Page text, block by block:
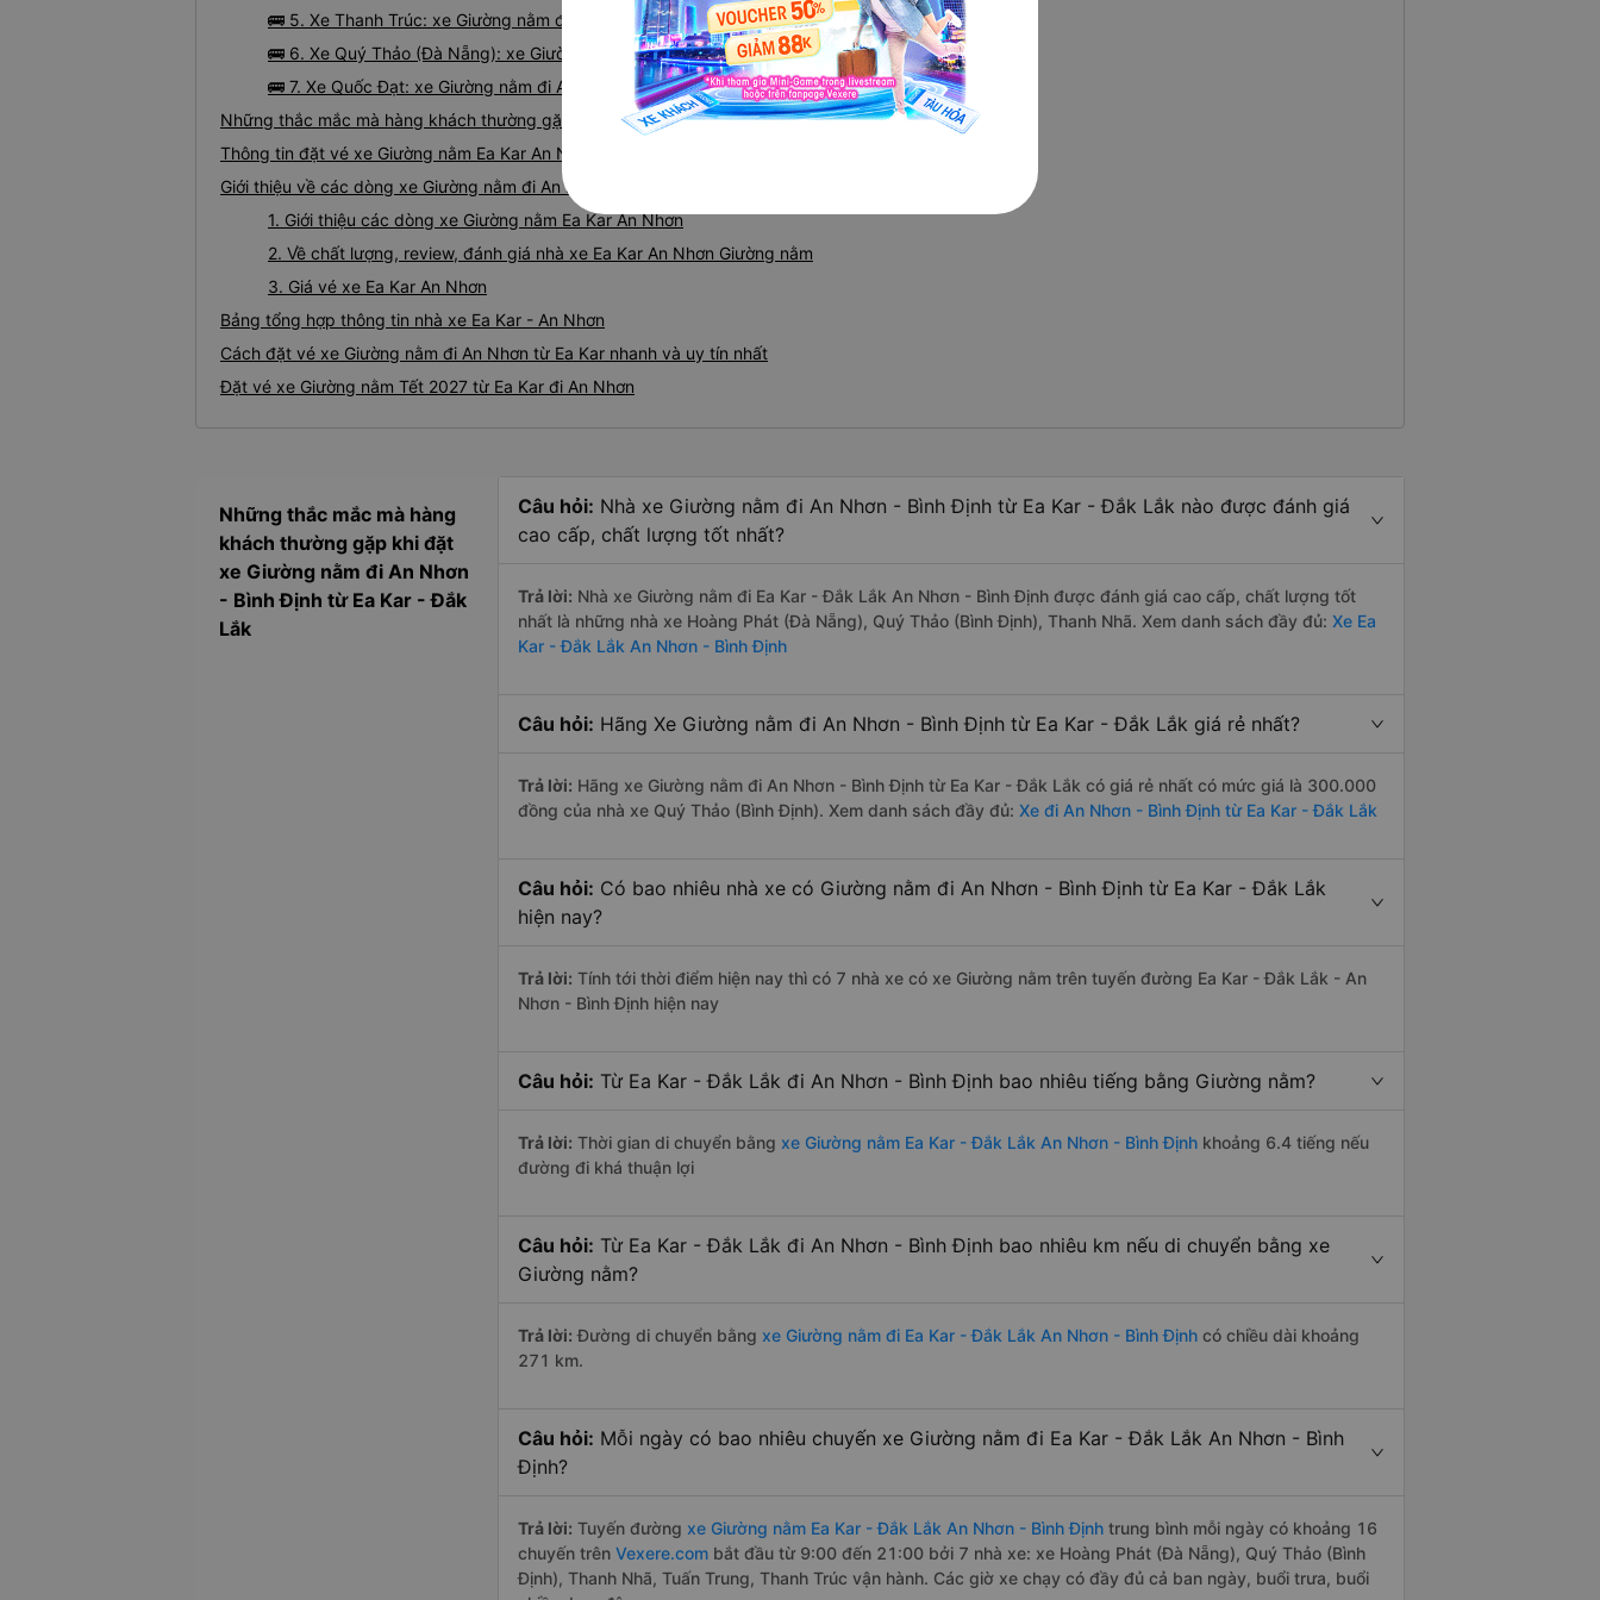
🚌 5. Xe Thanh Trúc: xe Giường nằm đi An Nhơn từ Ea Kar được đánh giá cao
🚌 6. Xe Quý Thảo (Đà Nẵng): xe Giường nằm đi An Nhơn từ Ea Kar uy tín
🚌 7. Xe Quốc Đạt: xe Giường nằm đi An Nhơn từ Ea Kar chất lượng
Những thắc mắc mà hàng khách thường gặp khi đặt xe Giường nằm đi Ea Kar từ An Nhơn
Thông tin đặt vé xe Giường nằm Ea Kar An Nhơn của các nhà xe
Giới thiệu về các dòng xe Giường nằm đi An Nhơn từ Ea Kar
1. Giới thiệu các dòng xe Giường nằm Ea Kar An Nhơn
2. Về chất lượng, review, đánh giá nhà xe Ea Kar An Nhơn Giường nằm
3. Giá vé xe Ea Kar An Nhơn
Bảng tổng hợp thông tin nhà xe Ea Kar - An Nhơn
Cách đặt vé xe Giường nằm đi An Nhơn từ Ea Kar nhanh và uy tín nhất
Đặt vé xe Giường nằm Tết 2027 từ Ea Kar đi An Nhơn
Những thắc mắc mà hàng
khách thường gặp khi đặt
xe Giường nằm đi An Nhơn
- Bình Định từ Ea Kar - Đắk
Lắk
Câu hỏi: Nhà xe Giường nằm đi An Nhơn - Bình Định từ Ea Kar - Đắk Lắk nào được đánh giá
cao cấp, chất lượng tốt nhất?
Trả lời: Nhà xe Giường nằm đi Ea Kar - Đắk Lắk An Nhơn - Bình Định được đánh giá cao cấp, chất lượng tốt
nhất là những nhà xe Hoàng Phát (Đà Nẵng), Quý Thảo (Bình Định), Thanh Nhã. Xem danh sách đầy đủ: Xe Ea
Kar - Đắk Lắk An Nhơn - Bình Định
Câu hỏi: Hãng Xe Giường nằm đi An Nhơn - Bình Định từ Ea Kar - Đắk Lắk giá rẻ nhất?
Trả lời: Hãng xe Giường nằm đi An Nhơn - Bình Định từ Ea Kar - Đắk Lắk có giá rẻ nhất có mức giá là 300.000
đồng của nhà xe Quý Thảo (Bình Định). Xem danh sách đầy đủ: Xe đi An Nhơn - Bình Định từ Ea Kar - Đắk Lắk
Câu hỏi: Có bao nhiêu nhà xe có Giường nằm đi An Nhơn - Bình Định từ Ea Kar - Đắk Lắk
hiện nay?
Trả lời: Tính tới thời điểm hiện nay thì có 7 nhà xe có xe Giường nằm trên tuyến đường Ea Kar - Đắk Lắk - An
Nhơn - Bình Định hiện nay
Câu hỏi: Từ Ea Kar - Đắk Lắk đi An Nhơn - Bình Định bao nhiêu tiếng bằng Giường nằm?
Trả lời: Thời gian di chuyển bằng xe Giường nằm Ea Kar - Đắk Lắk An Nhơn - Bình Định khoảng 6.4 tiếng nếu
đường đi khá thuận lợi
Câu hỏi: Từ Ea Kar - Đắk Lắk đi An Nhơn - Bình Định bao nhiêu km nếu di chuyển bằng xe
Giường nằm?
Trả lời: Đường di chuyển bằng xe Giường nằm đi Ea Kar - Đắk Lắk An Nhơn - Bình Định có chiều dài khoảng
271 km.
Câu hỏi: Mỗi ngày có bao nhiêu chuyến xe Giường nằm đi Ea Kar - Đắk Lắk An Nhơn - Bình
Định?
Trả lời: Tuyến đường xe Giường nằm Ea Kar - Đắk Lắk An Nhơn - Bình Định trung bình mỗi ngày có khoảng 16
chuyến trên Vexere.com bắt đầu từ 9:00 đến 21:00 bởi 7 nhà xe: xe Hoàng Phát (Đà Nẵng), Quý Thảo (Bình
Định), Thanh Nhã, Tuấn Trung, Thanh Trúc vận hành. Các giờ xe chạy có đầy đủ cả ban ngày, buổi trưa, buổi